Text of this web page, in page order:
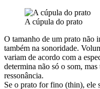
A cúpula do prato
O tamanho de um prato não
também na sonoridade.
variam de acordo com a
determina não só o som,
ressonância.
Se o prato for fino (thin), ele